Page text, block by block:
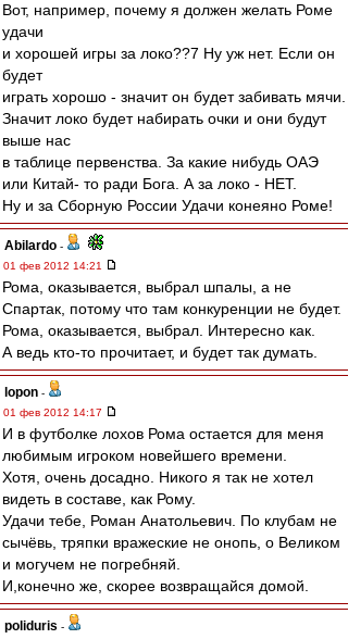
Вот, например, почему я должен желать Роме
удачи
и хорошей игры за локо??7 Ну уж нет. Если он
будет
играть хорошо - значит он будет забивать мячи.
Значит локо будет набирать очки и они будут
выше нас
в таблице первенства. За какие нибудь ОАЭ
или Китай- то ради Бога. А за локо - НЕТ.
Ну и за Сборную России Удачи конеяно Роме!
Abilardo -
01 фев 2012 14:21
Рома, оказывается, выбрал шпалы, а не
Спартак, потому что там конкуренции не будет.
Рома, оказывается, выбрал. Интересно как.
А ведь кто-то прочитает, и будет так думать.
lopon -
01 фев 2012 14:17
И в футболке лохов Рома остается для меня
любимым игроком новейшего времени.
Хотя, очень досадно. Никого я так не хотел
видеть в составе, как Рому.
Удачи тебе, Роман Анатольевич. По клубам не
сычёвь, тряпки вражеские не онопь, о Великом
и могучем не погребняй.
И,конечно же, скорее возвращайся домой.
poliduris -